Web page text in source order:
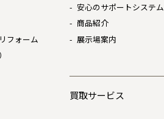
フォーム
安心のサポートシステム
商品紹介
展示場案内
買取サービス